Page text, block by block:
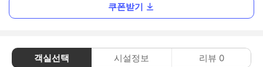
쿠폰받기
객실선택 시설정보 리뷰 0